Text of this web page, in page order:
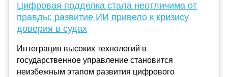
Цифровая подделка стала неотличима от
правды: развитие ИИ привело к кризису
доверия в судах
Интеграция высоких технологий в
государственное управление становится
неизбежным этапом развития цифрового